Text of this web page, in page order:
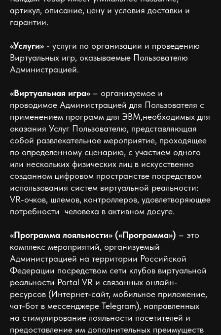
артикул, описание, цену и условия доставки и
гарантии.
«Услуги» - услуги по организации и проведению
Виртуальных игр, оказываемые Пользователю
Администрацией.
«Виртуальная игра» – организуемое и
проводимое Администрацией для Пользователя с
применением программ для ЭВМ,необходимых для
оказания Услуг Пользователю, представляющая
собой развлекательное мероприятие, проходящее
по определенному сценарию, с участием одного
или нескольких физических лиц в искусственно
созданном цифровом пространстве посредством
использования систем виртуальной реальности:
VR-очков, шлемов, контроллеров, удовлетворяющее
потребности человека в активном досуге.
«Программа лояльности» («Программа») – это
комплекс мероприятий, организуемый
Администрацией на территории Российской
Федерации посредством сети клубов виртуальной
реальности Portal VR и связанных онлайн-
ресурсов (Интернет-сайт, мобильное приложение,
чат-бот в мессенджере Telegram), направленных
на стимулирование лояльности посетителей и
предоставление им дополнительных преимуществ